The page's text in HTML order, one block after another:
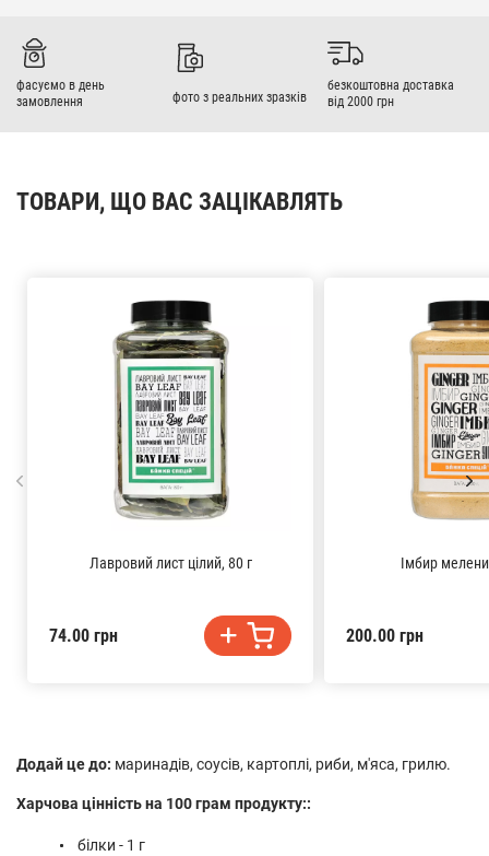
фасуємо в день
замовлення
фото з реальних зразків
безкоштовна доставка
від 2000 грн
Додай це до: маринадів, соусів, картоплі, риби, м'яса, грилю.
Харчова цінність на 100 грам продукту::
білки - 1 г
ТОВАРИ, ЩО ВАС ЗАЦІКАВЛЯТЬ
Лавровий лист цілий, 80 г
74.00 грн
Імбир
200.00 грн